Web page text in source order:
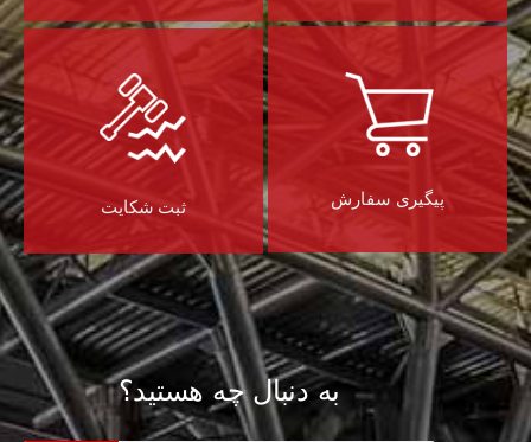
پیگیری سفارش ثبت شکایت
به دنبال چه هستید؟